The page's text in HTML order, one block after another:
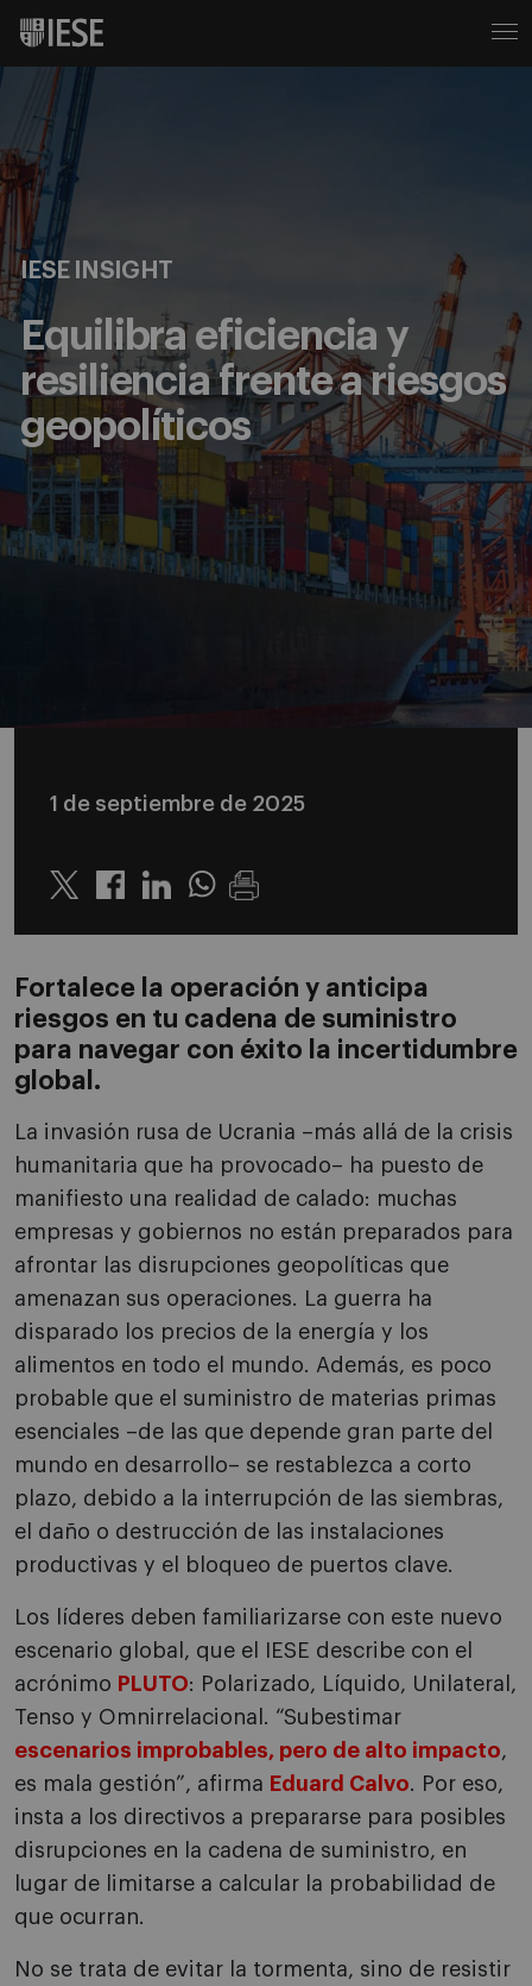
IESE INSIGHT
Equilibra eficiencia y
resiliencia frente a riesgos
geopolíticos
1 de septiembre de 2025
Twitter LinkedinWhatsapp
Fortalece la operación y anticipa
riesgos en tu cadena de suministro
para navegar con éxito la incertidumbre
global.
La invasión rusa de Ucrania –más allá de la crisis
humanitaria que ha provocado– ha puesto de
manifiesto una realidad de calado: muchas
empresas y gobiernos no están preparados para
afrontar las disrupciones geopolíticas que
amenazan sus operaciones. La guerra ha
disparado los precios de la energía y los
alimentos en todo el mundo. Además, es poco
probable que el suministro de materias primas
esenciales –de las que depende gran parte del
mundo en desarrollo– se restablezca a corto
plazo, debido a la interrupción de las siembras,
el daño o destrucción de las instalaciones
productivas y el bloqueo de puertos clave.
Los líderes deben familiarizarse con este nuevo
escenario global, que el IESE describe con el
acrónimo PLUTO: Polarizado, Líquido, Unilateral,
Tenso y Omnirrelacional. “Subestimar
escenarios improbables, pero de alto impacto,
es mala gestión”, afirma Eduard Calvo. Por eso,
insta a los directivos a prepararse para posibles
disrupciones en la cadena de suministro, en
lugar de limitarse a calcular la probabilidad de
que ocurran.
No se trata de evitar la tormenta, sino de resistir